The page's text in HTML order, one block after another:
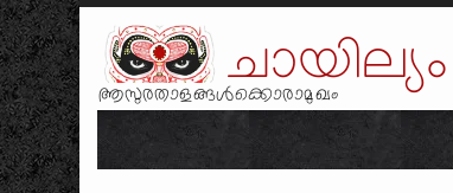
ചായില്യം
ആസുരതാളങ്ങൾക്കൊരാമുഖം